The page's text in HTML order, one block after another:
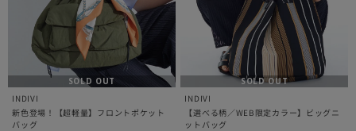
SOLD OUT
INDIVI
新色登場！【超軽量】フロントポケット
バッグ
SOLD OUT
INDIVI
【選べる柄／WEB限定カラー】ビッグニ
ットバッグ